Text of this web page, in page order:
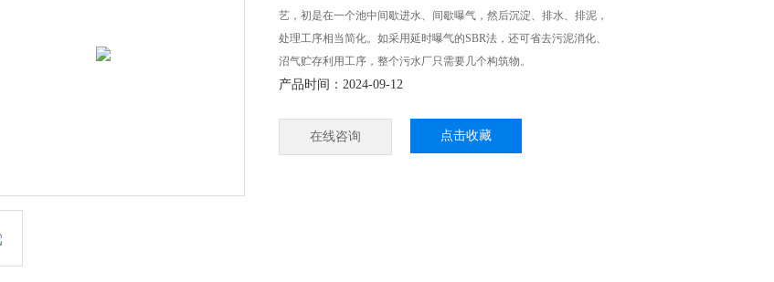
艺，初是在一个池中间歇进水、间歇曝气，然后沉淀、排水、排泥，
处理工序相当简化。如采用延时曝气的SBR法，还可省去污泥消化、
沼气贮存利用工序，整个污水厂只需要几个构筑物。
产品时间：2024-09-12
在线咨询 点击收藏